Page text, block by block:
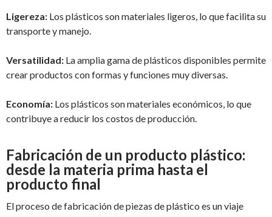
Ligereza: Los plásticos son materiales ligeros, lo que facilita su
transporte y manejo.
Versatilidad: La amplia gama de plásticos disponibles permite
crear productos con formas y funciones muy diversas.
Economía: Los plásticos son materiales económicos, lo que
contribuye a reducir los costos de producción.
Fabricación de un producto plástico:
desde la materia prima hasta el
producto final
El proceso de fabricación de piezas de plástico es un viaje